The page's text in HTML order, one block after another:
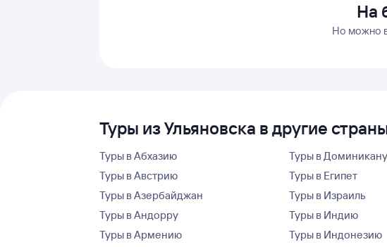
На
Но можно
Туры из Ульяновска в другие
Туры в Абхазию
Туры в Австрию
Туры в Азербайджан
Туры в Андорру
Туры в Армению
Туры в Доминикану
Туры в Египет
Туры в Израиль
Туры в Индию
Туры в Индонезию